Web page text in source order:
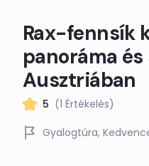
Rax-fennsík
panoráma
Ausztriában
5 (1 Értékelés)
Gyalogtúra